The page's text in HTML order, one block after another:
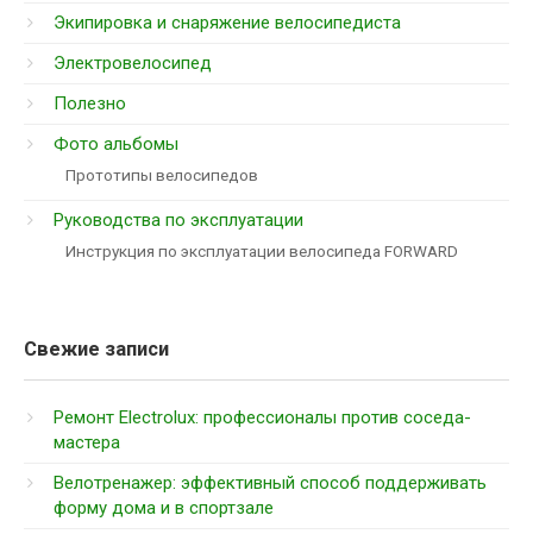
Экипировка и снаряжение велосипедиста
Электровелосипед
Полезно
Фото альбомы
Прототипы велосипедов
Руководства по эксплуатации
Инструкция по эксплуатации велосипеда FORWARD
Свежие записи
Ремонт Electrolux: профессионалы против соседа-
мастера
Велотренажер: эффективный способ поддерживать
форму дома и в спортзале